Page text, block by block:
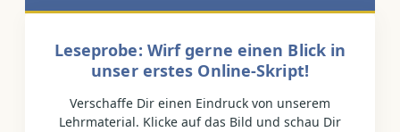
Leseprobe: Wirf gerne einen Blick in
unser erstes Online-Skript!
Verschaffe Dir einen Eindruck von unserem
Lehrmaterial. Klicke auf das Bild und schau Dir